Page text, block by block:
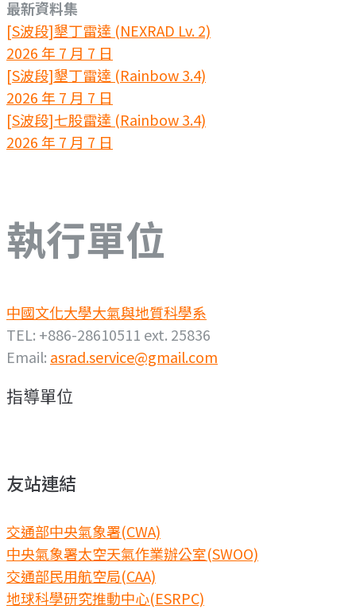
最新資料集
[S波段]墾丁雷達 (NEXRAD Lv. 2)
2026 年 7 月 7 日
[S波段]墾丁雷達 (Rainbow 3.4)
2026 年 7 月 7 日
[S波段]七股雷達 (Rainbow 3.4)
2026 年 7 月 7 日
執行單位
中國文化大學大氣與地質科學系
TEL: +886-28610511 ext. 25836
Email: asrad.service@gmail.com
指導單位
友站連結
交通部中央氣象署(CWA)
中央氣象署太空天氣作業辦公室(SWOO)
交通部民用航空局(CAA)
地球科學研究推動中心(ESRPC)